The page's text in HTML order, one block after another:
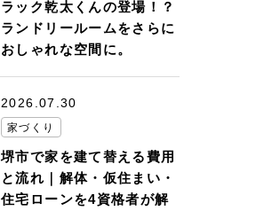
ラック乾太くんの登場！？
ランドリールームをさらに
おしゃれな空間に。
2026.07.30
家づくり
堺市で家を建て替える費用
と流れ｜解体・仮住まい・
住宅ローンを4資格者が解